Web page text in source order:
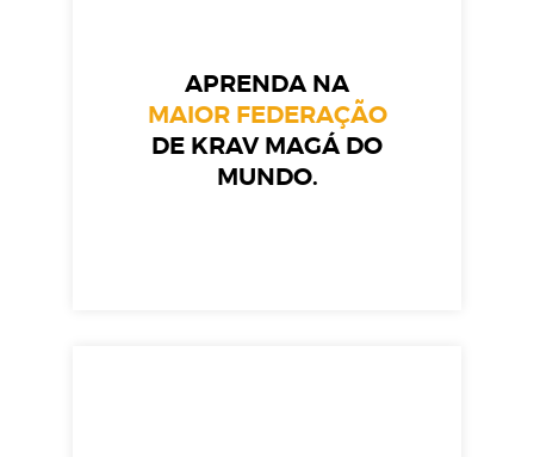
APRENDA NA
MAIOR FEDERAÇÃO
DE KRAV MAGÁ DO
MUNDO.